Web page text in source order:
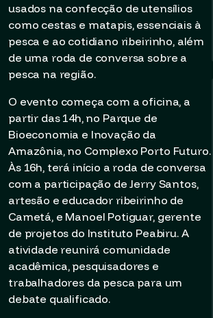
usados na confecção de utensílios
como cestas e matapis, essenciais à
pesca e ao cotidiano ribeirinho, além
de uma roda de conversa sobre a
pesca na região.
O evento começa com a oficina, a
partir das 14h, no Parque de
Bioeconomia e Inovação da
Amazônia, no Complexo Porto Futuro.
Às 16h, terá início a roda de conversa
com a participação de Jerry Santos,
artesão e educador ribeirinho de
Cametá, e Manoel Potiguar, gerente
de projetos do Instituto Peabiru. A
atividade reunirá comunidade
acadêmica, pesquisadores e
trabalhadores da pesca para um
debate qualificado.